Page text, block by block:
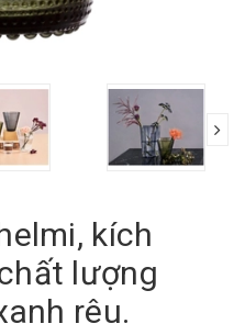
kích
lượng
rêu.